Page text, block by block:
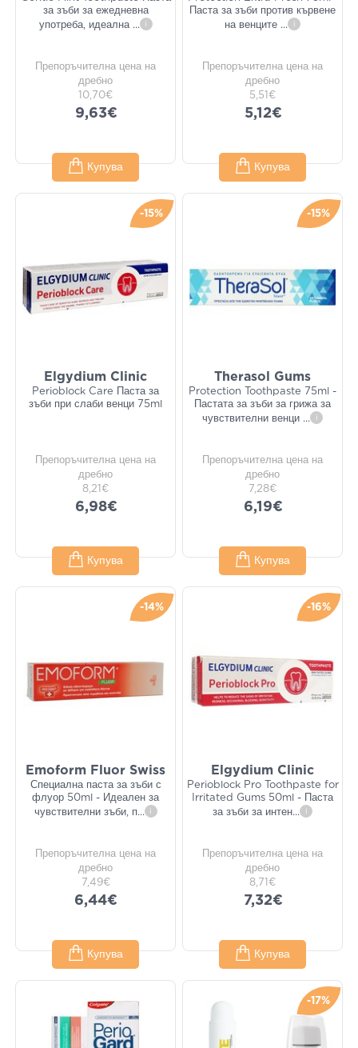
за зъби за ежедневна
употреба, идеална ... i
Препоръчителна цена на
дребно
10,70€
9,63€
Купува
Паста за зъби против кървене
на венците ... i
Препоръчителна цена на
дребно
5,51€
5,12€
Купува
-15%
Elgydium Clinic
Perioblock Care Паста за
зъби при слаби венци 75ml
Препоръчителна цена на
дребно
8,21€
6,98€
Купува
-15%
Therasol Gums
Protection Toothpaste 75ml -
Пастата за зъби за грижа за
чувствителни венци ... i
Препоръчителна цена на
дребно
7,28€
6,19€
Купува
-14%
Emoform Fluor Swiss
Специална паста за зъби с
флуор 50ml - Идеален за
чувствителни зъби, п... i
Препоръчителна цена на
дребно
7,49€
6,44€
Купува
-16%
Elgydium Clinic
Perioblock Pro Toothpaste for
Irritated Gums 50ml - Паста
за зъби за интен... i
Препоръчителна цена на
дребно
8,71€
7,32€
Купува
-17%